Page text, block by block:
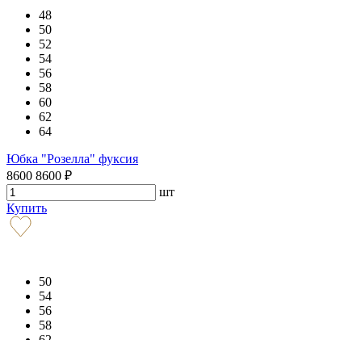
48
50
52
54
56
58
60
62
64
Юбка "Розелла" фуксия
8600 8600 ₽
шт
Купить
50
54
56
58